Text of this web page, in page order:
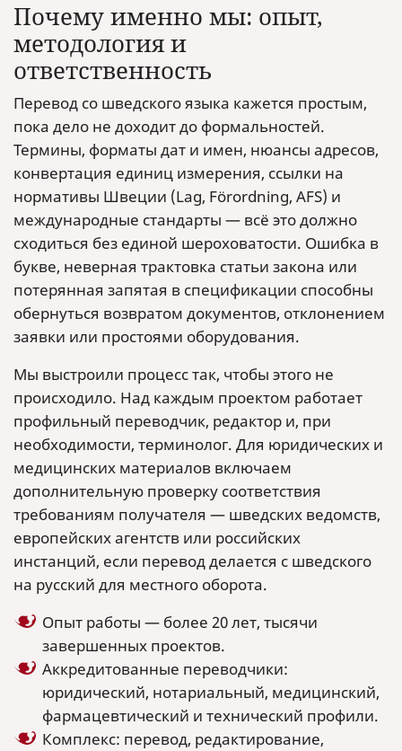
Почему именно мы: опыт,
методология и
ответственность
Перевод со шведского языка кажется простым,
пока дело не доходит до формальностей.
Термины, форматы дат и имен, нюансы адресов,
конвертация единиц измерения, ссылки на
нормативы Швеции (Lag, Förordning, AFS) и
международные стандарты — всё это должно
сходиться без единой шероховатости. Ошибка в
букве, неверная трактовка статьи закона или
потерянная запятая в спецификации способны
обернуться возвратом документов, отклонением
заявки или простоями оборудования.
Мы выстроили процесс так, чтобы этого не
происходило. Над каждым проектом работает
профильный переводчик, редактор и, при
необходимости, терминолог. Для юридических и
медицинских материалов включаем
дополнительную проверку соответствия
требованиям получателя — шведских ведомств,
европейских агентств или российских
инстанций, если перевод делается с шведского
на русский для местного оборота.
Опыт работы — более 20 лет, тысячи
завершенных проектов.
Аккредитованные переводчики:
юридический, нотариальный, медицинский,
фармацевтический и технический профили.
Комплекс: перевод, редактирование,